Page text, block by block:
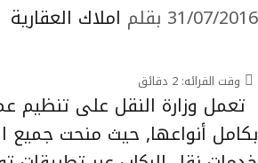
31/07/2016 بقلم املاك العقارية
وقت القرائه: 2 دقائق
تعمل وزارة النقل على تنظيم
بكامل أنواعها, حيث منحت جميع